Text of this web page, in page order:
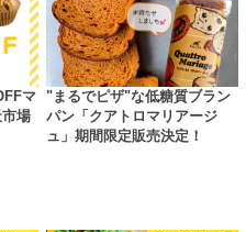
マ
場
"まるでピザ"な低糖質ブラン
パン「クアトロマリアージ
ュ」期間限定販売決定！